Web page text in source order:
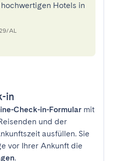
Hotels in
AL
in
Check-in-Formular mit
und der
ausfüllen. Sie
vor Ihrer Ankunft die
.